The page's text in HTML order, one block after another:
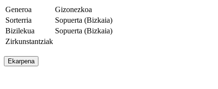
Generoa
Gizonezkoa
Sorterria
Sopuerta (Bizkaia)
Bizilekua
Sopuerta (Bizkaia)
Zirkunstantziak